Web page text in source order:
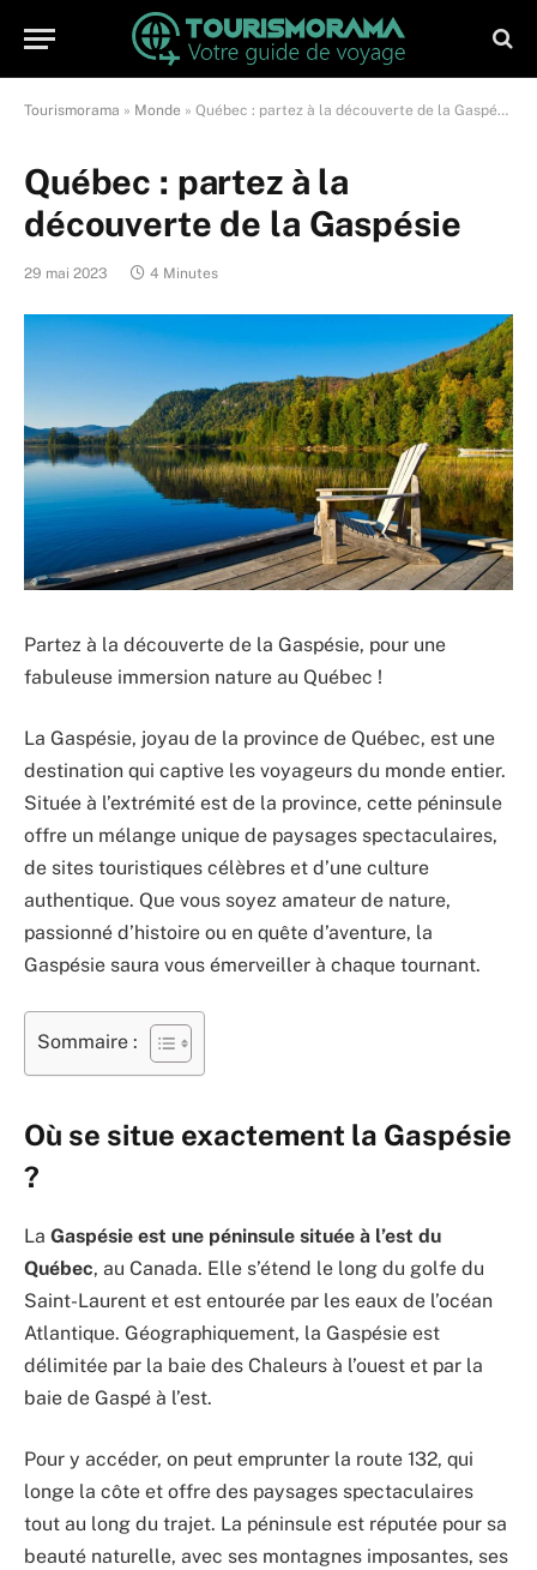
Tourismorama » Monde » Québec : partez à la découverte de la Gaspésie
Québec : partez à la
découverte de la Gaspésie
29 mai 2023 4 Minutes
Partez à la découverte de la Gaspésie, pour une
fabuleuse immersion nature au Québec !
La Gaspésie, joyau de la province de Québec, est une
destination qui captive les voyageurs du monde entier.
Située à l’extrémité est de la province, cette péninsule
offre un mélange unique de paysages spectaculaires,
de sites touristiques célèbres et d’une culture
authentique. Que vous soyez amateur de nature,
passionné d’histoire ou en quête d’aventure, la
Gaspésie saura vous émerveiller à chaque tournant.
Sommaire :
Où se situe exactement la Gaspésie
?
La Gaspésie est une péninsule située à l’est du
Québec, au Canada. Elle s’étend le long du golfe du
Saint-Laurent et est entourée par les eaux de l’océan
Atlantique. Géographiquement, la Gaspésie est
délimitée par la baie des Chaleurs à l’ouest et par la
baie de Gaspé à l’est.
Pour y accéder, on peut emprunter la route 132, qui
longe la côte et offre des paysages spectaculaires
tout au long du trajet. La péninsule est réputée pour sa
beauté naturelle, avec ses montagnes imposantes, ses